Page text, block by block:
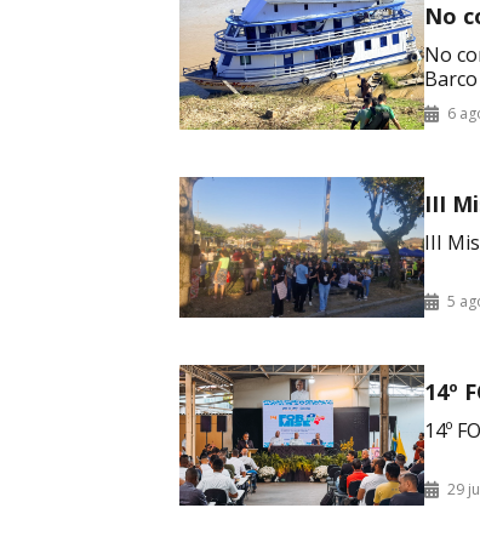
No
No
6
III
no RJ
III
5
14º
14º
29